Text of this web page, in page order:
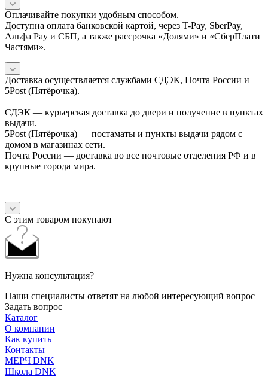
Оплачивайте покупки удобным способом.
Доступна оплата банковской картой, через T-Pay, SberPay,
Альфа Pay и СБП, а также рассрочка «Долями» и «СберПлати
Частями».
Доставка осуществляется службами СДЭК, Почта России и
5Post (Пятёрочка).
СДЭК — курьерская доставка до двери и получение в пунктах
выдачи.
5Post (Пятёрочка) — постаматы и пункты выдачи рядом с
домом в магазинах сети.
Почта России — доставка во все почтовые отделения РФ и в
крупные города мира.
С этим товаром покупают
Нужна консультация?
Наши специалисты ответят на любой интересующий вопрос
Задать вопрос
Каталог
О компании
Как купить
Контакты
МЕРЧ DNK
Школа DNK